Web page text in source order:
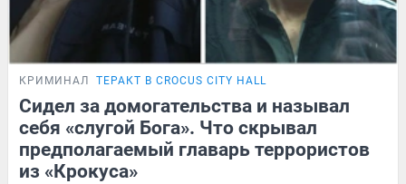
КРИМИНАЛ ТЕРАКТ В CROCUS CITY HALL
Сидел за домогательства и называл
себя «слугой Бога». Что скрывал
предполагаемый главарь террористов
из «Крокуса»